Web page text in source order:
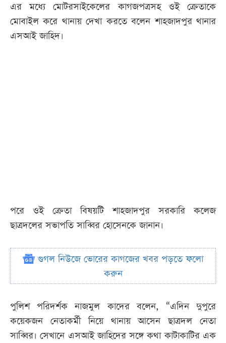
এর মধ্যে মোটরসাইকেলের কাগজপত্রসহ ওই ক্রেতাকে
মোবাইল করে থানায় দেখা করতে বলেন শাহজাদপুর থানার
এসআই জাহিদ।
পরে ওই ক্রেতা বিষয়টি শাহজাদপুর সরকারি কলেজ
ছাত্রদলের সভাপতি সাব্বির হোসেনকে জানান।
গুগল নিউজে ভোরের কাগজের খবর পড়তে ফলো
করুন
পুলিশ পরিদর্শক নাজমুল কাদের বলেন, “এদিন দুপুরে
কয়েকজন নেতাকর্মী নিয়ে থানায় আসেন ছাত্রদল নেতা
সাব্বির। সেখানে এসআই জাহিদের সঙ্গে কথা কাটাকাটির এক